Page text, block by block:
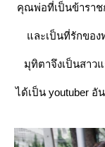
คุณพ่อที่เป็นข้ารา
ละเป็นที่รักของ
มุทิตาจึงเป็นสาว
ได้เป็น youtuber อั